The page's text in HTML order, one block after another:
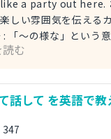
out here. お祭り騒ぎだね。 「ここはまるでパーテ
しい雰囲気を伝える
「～の様な」という
います。実際のパー
So many people
The atmosphere is electric. お祭り騒ぎだね。 「すごい盛り上がりだね。」と
is electric"
む
話して を英語で教
347